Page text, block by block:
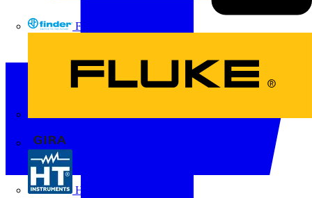
FINDER
HT Instruments GmbH